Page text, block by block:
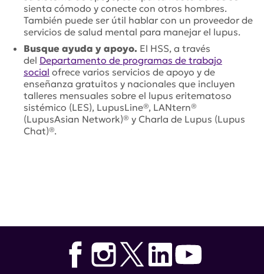
sienta cómodo y conecte con otros hombres.
También puede ser útil hablar con un proveedor de
servicios de salud mental para manejar el lupus.
Busque ayuda y apoyo. El HSS, a través
del Departamento de programas de trabajo
social ofrece varios servicios de apoyo y de
enseñanza gratuitos y nacionales que incluyen
talleres mensuales sobre el lupus eritematoso
sistémico (LES), LupusLine®, LANtern®
(LupusAsian Network)® y Charla de Lupus (Lupus
Chat)®.